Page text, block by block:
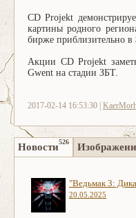
CD Projekt
картины родного
бирже приблизительно в
Акции CD Projekt
Gwent на стадии ЗБТ.
2017-02-14 16:53:30 |
Новости526
"Ведьмак 3:
20.05.2025